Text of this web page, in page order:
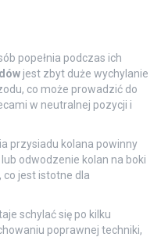
popełnia podczas ich
jest zbyt duże wychylanie
co może prowadzić do
w neutralnej pozycji i
przysiadu kolana powinny
odwodzenie kolan na boki
co jest istotne dla
schylać się po kilku
poprawnej techniki,